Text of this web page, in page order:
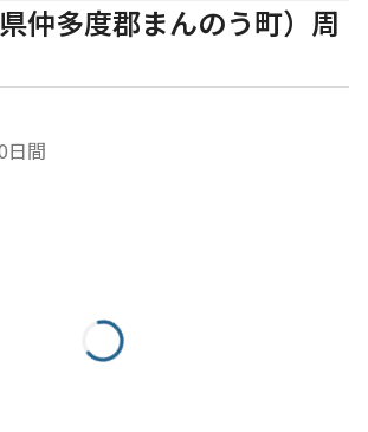
仲多度郡まんのう町）周
日間